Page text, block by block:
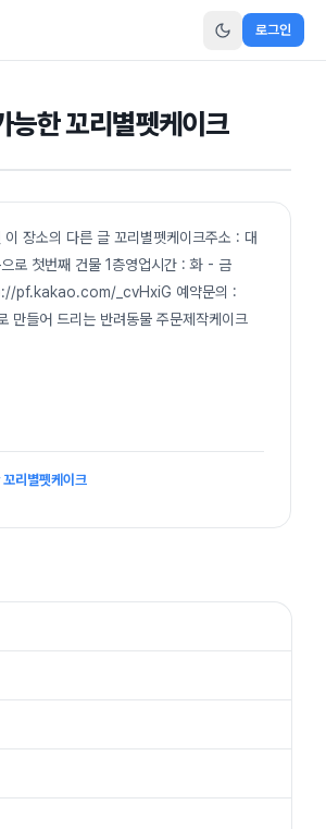
로그인
능한 꼬리별펫케이크
장소의 다른 글 꼬리별펫케이크주소 : 대
로 첫번째 건물 1층영업시간 : 화 - 금
pf.kakao.com/_cvHxiG 예약문의 :
들어 드리는 반려동물 주문제작케이크
리별펫케이크